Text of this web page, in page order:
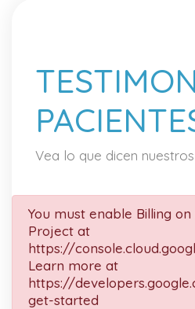
Vea lo que dicen
You must enable Billing
Project at
https://
Learn more at
https://
get-started